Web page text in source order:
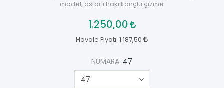
model, astarlı haki konçlu çizme
1.250,00
Havale Fiyatı: 1.187,50
NUMARA: 47